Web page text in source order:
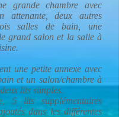
grande chambre avec
attenante, deux autres
salles de bain, une
grand salon et la salle à
une petite annexe avec
et un salon/chambre à
lits simples.
5 lits supplémentaires
dans les différentes